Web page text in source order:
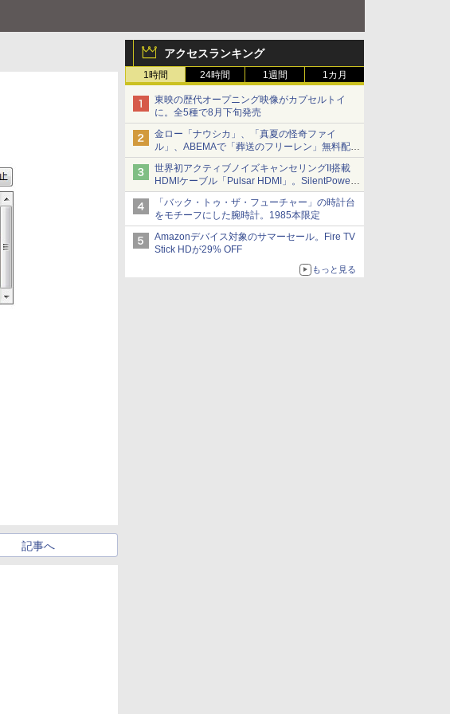
アクセスランキング
1時間 24時間 1週間 1カ月
東映の歴代オープニング映像がカプセルトイ
に。全5種で8月下旬発売
金ロー「ナウシカ」、「真夏の怪奇ファイ
ル」、ABEMAで「葬送のフリーレン」無料配信
など。夏の特番・配信情報
世界初アクティブノイズキャンセリングII搭載
HDMIケーブル「Pulsar HDMI」。SilentPower
から
「バック・トゥ・ザ・フューチャー」の時計台
をモチーフにした腕時計。1985本限定
Amazonデバイス対象のサマーセール。Fire TV
Stick HDが29% OFF
もっと見る
記事へ